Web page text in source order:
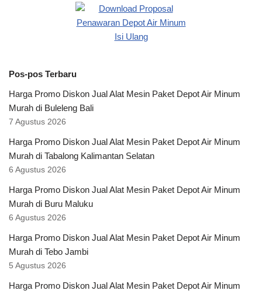
Pos-pos Terbaru
Harga Promo Diskon Jual Alat Mesin Paket Depot Air Minum
Murah di Buleleng Bali
7 Agustus 2026
Harga Promo Diskon Jual Alat Mesin Paket Depot Air Minum
Murah di Tabalong Kalimantan Selatan
6 Agustus 2026
Harga Promo Diskon Jual Alat Mesin Paket Depot Air Minum
Murah di Buru Maluku
6 Agustus 2026
Harga Promo Diskon Jual Alat Mesin Paket Depot Air Minum
Murah di Tebo Jambi
5 Agustus 2026
Harga Promo Diskon Jual Alat Mesin Paket Depot Air Minum